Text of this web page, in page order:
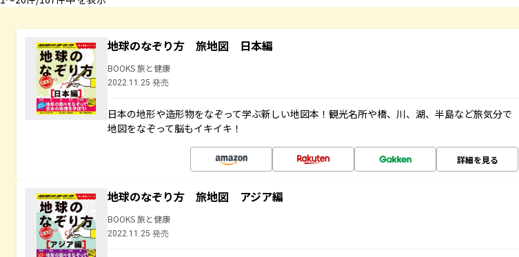
地球のなぞり方 旅地図 日本編
BOOKS 旅と健康
2022.11.25 発売
日本の地形や造形物をなぞって学ぶ新しい地図本！観光名所や橋、川、湖、半島など旅気分で
地図をなぞって脳もイキイキ！
詳細を見る
地球のなぞり方 旅地図 アジア編
BOOKS 旅と健康
2022.11.25 発売